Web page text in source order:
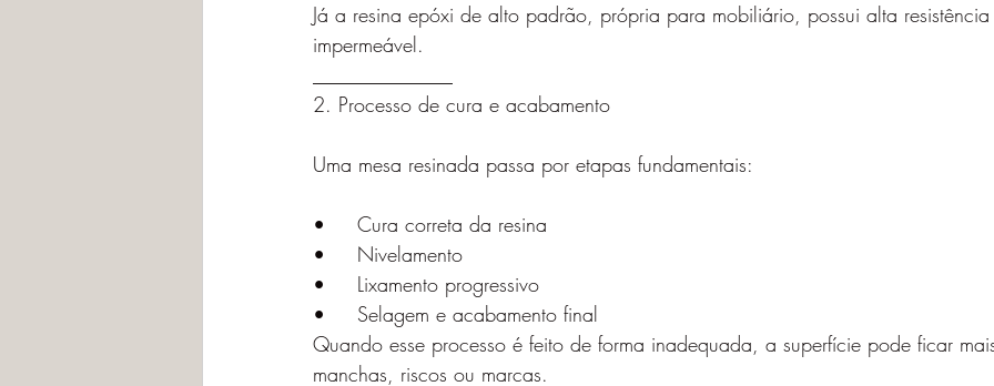
Já a resina epóxi de alto padrão, própria para mobiliário, possui alta
impermeável.
2. Processo de cura e acabamento
Uma mesa resinada passa por etapas fundamentais:
•	Cura correta da resina
•	Nivelamento
•	Lixamento progressivo
•	Selagem e acabamento final
Quando esse processo é feito de forma inadequada, a superfície pode ficar
manchas, riscos ou marcas.